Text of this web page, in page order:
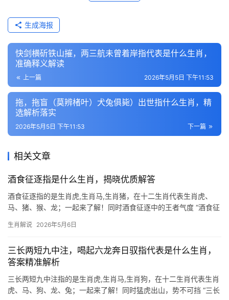
生成海报
快剑横斫铁山摧，两三航未曾着岸指代表是什么生肖，
准确释义解读
上一篇 2026年5月5日 下午11:53
拖，拖盲（莫辨楮叶）犬兔俱毙）出世指什么生肖，精
选解析落实
下一篇
2026年5月5日 下午11:53
相关文章
酒食征逐指是什么生肖，揭晓优质解答
酒食征逐指的是生肖虎,生肖马,生肖猪，在十二生肖代表生肖虎、
马、猪、猴、龙；一起来了解！同时酒食征逐中的王者气度 “酒食征
分豪迈与野心，虎为百兽之王，天生自带领袖气场，每逢聚会必成
生肖解说 2026年5月6日
三长两短九中注，喝起六龙奔日驭指代表是什么生肖，
答案精准解析
三长两短九中注指的是生肖虎,生肖马,生肖狗，在十二生肖代表生肖
虎、马、狗、龙、兔；一起来了解！同时猛虎出山，势不可挡 “三长